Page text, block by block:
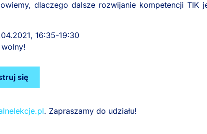
dlaczego dalsze rozwijanie kompetencji TIK
16:35-19:30
się
. Zapraszamy do udziału!